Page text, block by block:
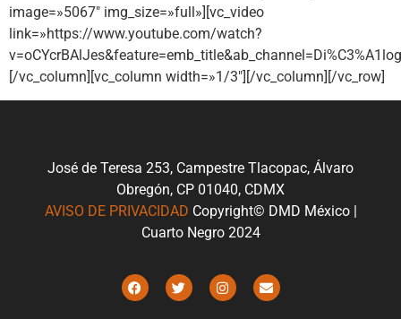
image=»5067″ img_size=»full»][vc_video
link=»https://www.youtube.com/watch?
[/vc_column][vc_column width=»1/3″][/vc_column][/vc_row]
José de Teresa 253, Campestre Tlacopac, Álvaro
Obregón, CP 01040, CDMX
AVISO DE PRIVACIDAD Copyright© DMD México |
Cuarto Negro 2024